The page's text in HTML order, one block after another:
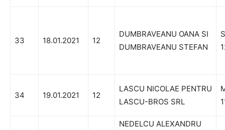
33 18.01.2021 12
DUMBRAVEANU OANA SI
DUMBRAVEANU STEFAN
34 19.01.2021 12
LASCU NICOLAE PENTRU
LASCU-BROS SRL
NEDELCU ALEXANDRU